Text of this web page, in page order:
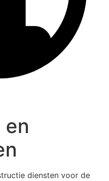
en
diensten voor de